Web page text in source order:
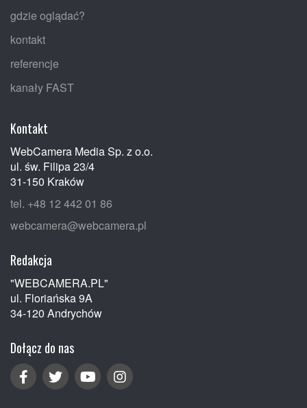
gdzie oglądać?
kontakt
referencje
kanały FAST
Kontakt
WebCamera Media Sp. z o.o.
ul. św. Filipa 23/4
31-150 Kraków
tel. +48 12 442 01 86
webcamera@webcamera.pl
Redakcja
"WEBCAMERA.PL"
ul. Floriańska 9A
34-120 Andrychów
Dołącz do nas